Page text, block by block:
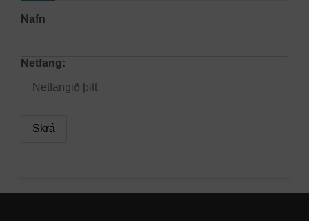
Nafn
Netfang: